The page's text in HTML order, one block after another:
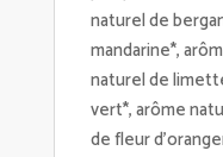
naturel de
mandarine*,
naturel de
vert*, arôme
de fleur